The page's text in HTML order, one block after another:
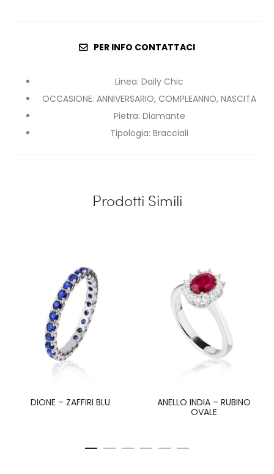
PER INFO CONTATTACI
Linea: Daily Chic
OCCASIONE: ANNIVERSARIO, COMPLEANNO, NASCITA
Pietra: Diamante
Tipologia: Bracciali
Prodotti Simili
DIONE – ZAFFIRI BLU
ANELLO INDIA – RUBINO
OVALE